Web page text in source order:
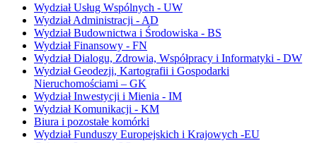
Wydział Usług Wspólnych - UW
Wydział Administracji - AD
Wydział Budownictwa i Środowiska - BS
Wydział Finansowy - FN
Wydział Dialogu, Zdrowia, Współpracy i Informatyki - DW
Wydział Geodezji, Kartografii i Gospodarki
Nieruchomościami – GK
Wydział Inwestycji i Mienia - IM
Wydział Komunikacji - KM
Biura i pozostałe komórki
Wydział Funduszy Europejskich i Krajowych -EU